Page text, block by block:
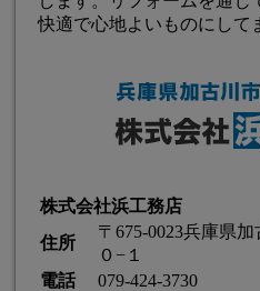
快適で心地よいものにして
株式会社浜工務店
住所
〒675-0023兵庫県
０−１
電話
079-424-3730